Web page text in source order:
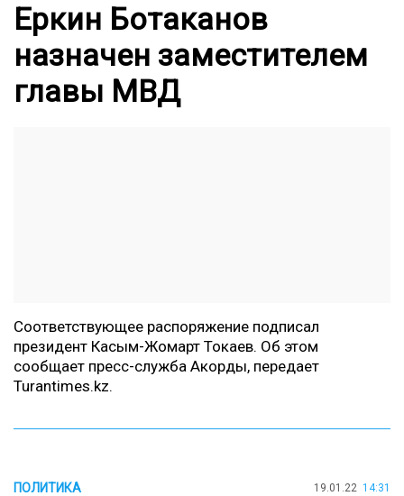
Еркин Ботаканов
назначен заместителем
главы МВД
Соответствующее распоряжение подписал
президент Касым-Жомарт Токаев. Об этом
сообщает пресс-служба Акорды, передает
Turantimes.kz.
ПОЛИТИКА 19.01.22 14:31